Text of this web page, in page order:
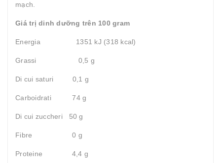
mạch.
Giá trị dinh dưỡng trên 100 gram
Energia 1351 kJ (318 kcal)
Grassi 0,5 g
Di cui saturi 0,1 g
Carboidrati 74 g
Di cui zuccheri 50 g
Fibre 0 g
Proteine 4,4 g